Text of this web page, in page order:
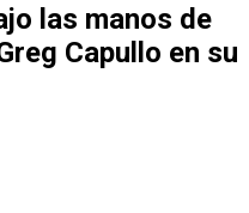
las manos de
Capullo en su